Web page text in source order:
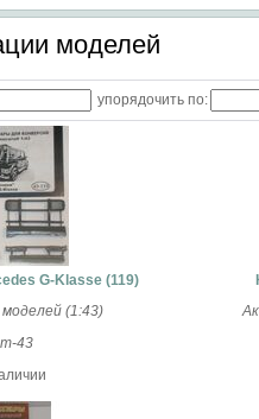
моделей
упорядочить по:
G-Klasse (119)
(1:43)
43